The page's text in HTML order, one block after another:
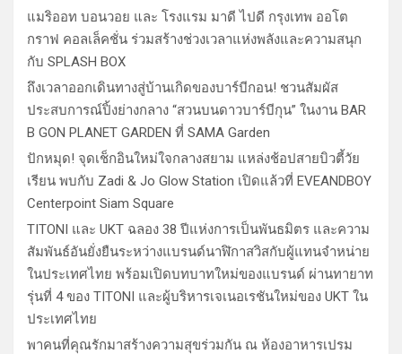
แมริออท บอนวอย และ โรงแรม มาดี ไปดี กรุงเทพ ออโต
กราฟ คอลเล็คชั่น ร่วมสร้างช่วงเวลาแห่งพลังและความสนุก
กับ SPLASH BOX
ถึงเวลาออกเดินทางสู่บ้านเกิดของบาร์บีกอน! ชวนสัมผัส
ประสบการณ์ปิ้งย่างกลาง “สวนบนดาวบาร์บีกุน” ในงาน BAR
B GON PLANET GARDEN ที่ SAMA Garden
ปักหมุด! จุดเช็กอินใหม่ใจกลางสยาม แหล่งช้อปสายบิวตี้วัย
เรียน พบกับ Zadi & Jo Glow Station เปิดแล้วที่ EVEANDBOY
Centerpoint Siam Square
TITONI และ UKT ฉลอง 38 ปีแห่งการเป็นพันธมิตร และความ
สัมพันธ์อันยั่งยืนระหว่างแบรนด์นาฬิกาสวิสกับผู้แทนจำหน่าย
ในประเทศไทย พร้อมเปิดบทบาทใหม่ของแบรนด์ ผ่านทายาท
รุ่นที่ 4 ของ TITONI และผู้บริหารเจเนอเรชันใหม่ของ UKT ใน
ประเทศไทย
พาคนที่คุณรักมาสร้างความสุขร่วมกัน ณ ห้องอาหารเปรม